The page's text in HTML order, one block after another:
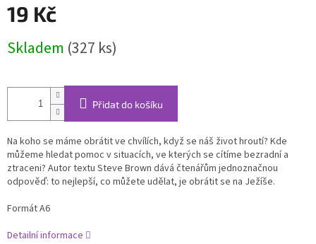
19 Kč
cena:
Skladem (327 ks)
Přidat do košíku
Na koho se máme obrátit ve chvílích, když se náš život hroutí? Kde
můžeme hledat pomoc v situacích, ve kterých se cítíme bezradní a
ztraceni? Autor textu Steve Brown dává čtenářům jednoznačnou
odpověď: to nejlepší, co můžete udělat, je obrátit se na Ježíše.
Formát A6
Detailní informace